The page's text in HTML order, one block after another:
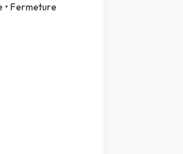
• Fermeture